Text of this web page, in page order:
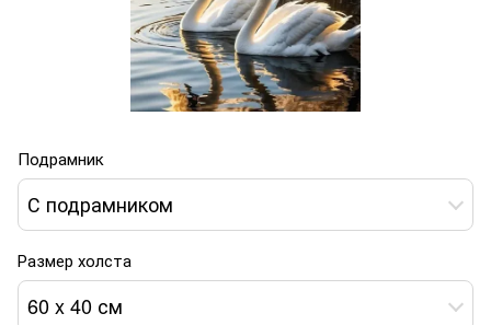
Подрамник
С подрамником
Размер холста
60 x 40 см